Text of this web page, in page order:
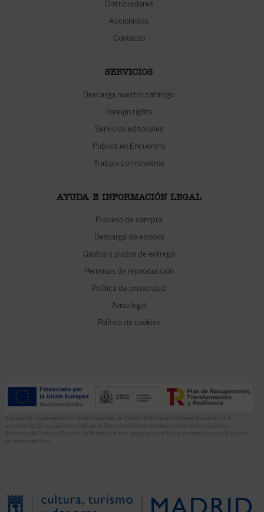
Distribuidores
Accionistas
Contacto
SERVICIOS
Descarga nuestro catálogo
Foreign rights
Servicios editoriales
Publica en Encuentro
Trabaja con nosotros
AYUDA E INFORMACIÓN LEGAL
Proceso de compra
Descarga de ebooks
Gastos y plazos de entrega
Permisos de reproducción
Política de privacidad
Aviso legal
Política de cookies
El proyecto “Implementación de herramientas de Gestión Editorial en Ediciones Encuentro, S.A.
anualidad 2022” ha sido financiado por la Dirección General del Libro y Fomento de la Lectura,
Ministerio de Cultura y Deporte. La finalidad de este apoyo es contribuir a la modernización de pymes
del sector del libro.